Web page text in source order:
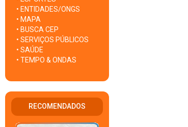
• ENTIDADES/ONGS
• MAPA
• BUSCA CEP
• SERVIÇOS PÚBLICOS
• SAÚDE
• TEMPO & ONDAS
RECOMENDADOS